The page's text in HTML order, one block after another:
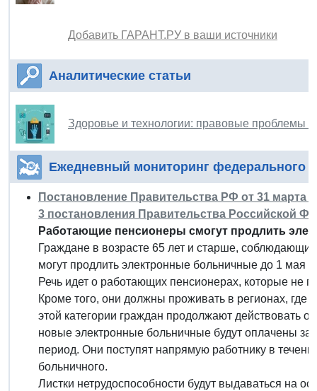
Добавить ГАРАНТ.РУ в ваши источники
Аналитические статьи
Здоровье и технологии: правовые проблемы
Ежедневный мониторинг федерального
Постановление Правительства РФ от 31 марта
3 постановления Правительства Российской
Работающие пенсионеры смогут продлить
Граждане в возрасте 65 лет и старше,
могут продлить электронные больничные до 1 мая
Речь идет о работающих пенсионерах, которые не
Кроме того, они должны проживать в регионах,
этой категории граждан продолжают действовать
новые электронные больничные будут оплачены за
период. Они поступят напрямую работнику в
больничного.
Листки нетрудоспособности будут выдаваться на